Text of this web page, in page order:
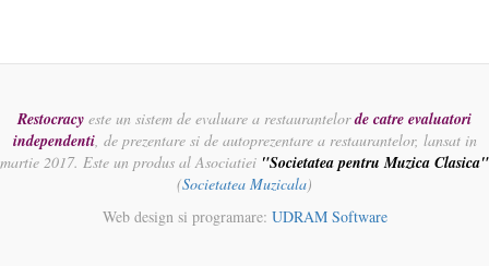
Restocracy este un sistem de evaluare a restaurantelorde catre evaluatori
independenti, de prezentare si de autoprezentare a restaurantelor, lansat in
martie 2017. Este un produs al Asociatiei "Societatea pentru Muzica Clasica"
(Societatea Muzicala)
Web design si programare: UDRAM Software